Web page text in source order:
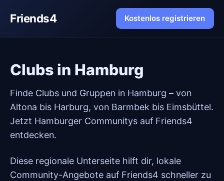
Friends4 Kostenlos registrieren
Clubs in Hamburg
Finde Clubs und Gruppen in Hamburg – von
Altona bis Harburg, von Barmbek bis Eimsbüttel.
Jetzt Hamburger Communitys auf Friends4
entdecken.
Diese regionale Unterseite hilft dir, lokale
Community-Angebote auf Friends4 schneller zu